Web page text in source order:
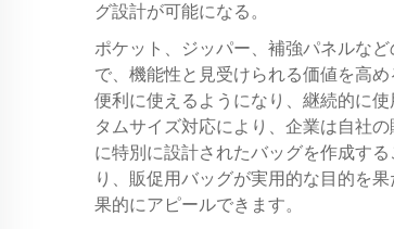
グ設計が可能になる。
ポケット、ジッパー、補強パネルな
で、機能性と見受けられる価値を高
便利に使えるようになり、継続的に
タムサイズ対応により、企業は自社
に特別に設計されたバッグを作成す
り、販促用バッグが実用的な目的を
果的にアピールできます。